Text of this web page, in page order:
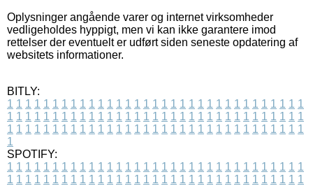
Oplysninger angående varer og internet virksomheder
vedligeholdes hyppigt, men vi kan ikke garantere imod
rettelser der eventuelt er udført siden seneste opdatering af
websitets informationer.
BITLY:
1 1 1 1 1 1 1 1 1 1 1 1 1 1 1 1 1 1 1 1 1 1 1 1 1 1 1 1 1 1 1 1 1
1 1 1 1 1 1 1 1 1 1 1 1 1 1 1 1 1 1 1 1 1 1 1 1 1 1 1 1 1 1 1 1 1
1 1 1 1 1 1 1 1 1 1 1 1 1 1 1 1 1 1 1 1 1 1 1 1 1 1 1 1 1 1 1 1 1
1
SPOTIFY:
1 1 1 1 1 1 1 1 1 1 1 1 1 1 1 1 1 1 1 1 1 1 1 1 1 1 1 1 1 1 1 1 1
1 1 1 1 1 1 1 1 1 1 1 1 1 1 1 1 1 1 1 1 1 1 1 1 1 1 1 1 1 1 1 1 1